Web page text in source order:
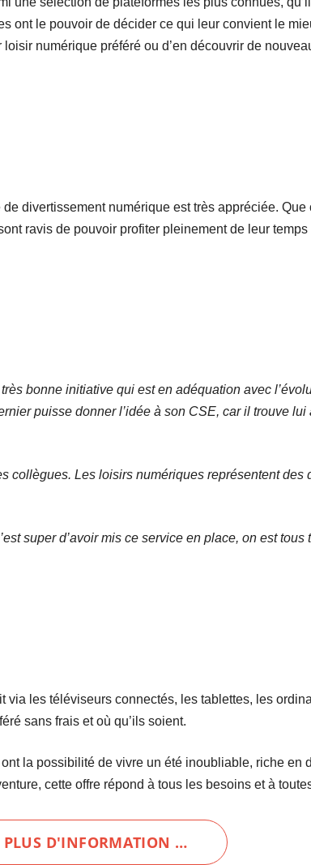
ont le pouvoir de décider ce qui leur convient le
numérique préféré ou d’en découvrir de
divertissement numérique est très appréciée.
ravis de pouvoir profiter pleinement de leur temps
bonne initiative qui est en adéquation avec
puisse donner l’idée à son CSE, car il trouve lui
collègues. Les loisirs numériques représentent des
super d’avoir mis ce service en place, on est tous
via les téléviseurs connectés, les tablettes, les
sans frais et où qu’ils soient.
la possibilité de vivre un été inoubliable, riche en
cette offre répond à tous les besoins et à
PLUS D'INFORMATION …